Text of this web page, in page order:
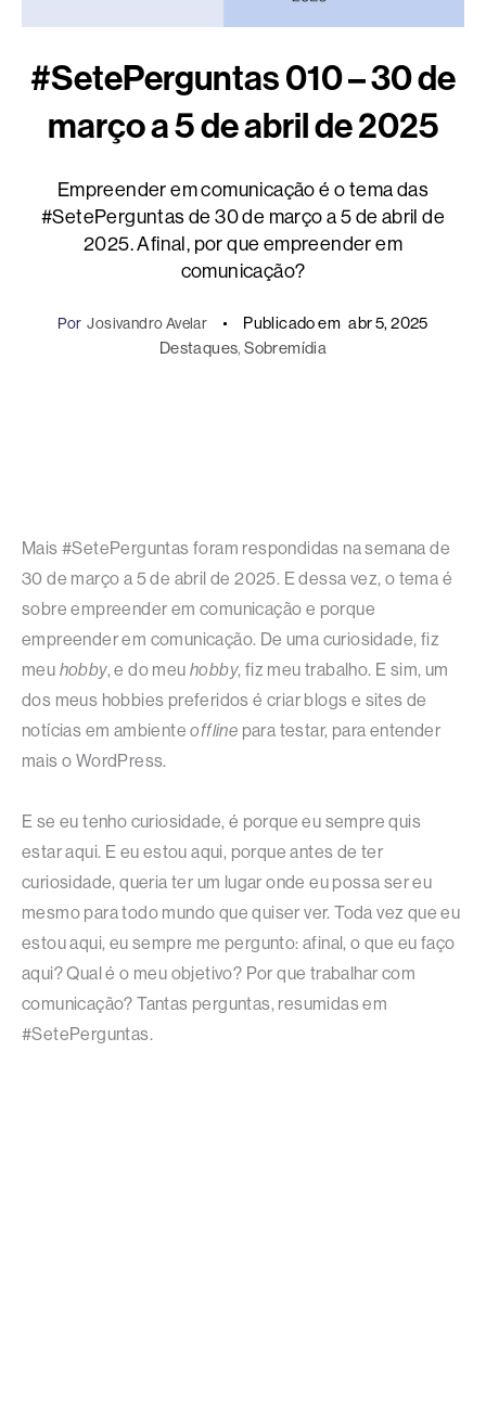
#SetePerguntas 010 – 30 de
março a 5 de abril de 2025
Empreender em comunicação é o tema das
#SetePerguntas de 30 de março a 5 de abril de
2025. Afinal, por que empreender em
comunicação?
Por Josivandro Avelar Publicado em abr 5, 2025
Destaques, Sobremídia
Mais #SetePerguntas foram respondidas na semana de
30 de março a 5 de abril de 2025. E dessa vez, o tema é
sobre empreender em comunicação e porque
empreender em comunicação. De uma curiosidade, fiz
meu hobby, e do meuhobby, fiz meu trabalho. E sim, um
dos meus hobbies preferidos é criar blogs e sites de
notícias em ambienteoffline para testar, para entender
mais o WordPress.
E se eu tenho curiosidade, é porque eu sempre quis
estar aqui. E eu estou aqui, porque antes de ter
curiosidade, queria ter um lugar onde eu possa ser eu
mesmo para todo mundo que quiser ver. Toda vez que eu
estou aqui, eu sempre me pergunto: afinal, o que eu faço
aqui? Qual é o meu objetivo? Por que trabalhar com
comunicação? Tantas perguntas, resumidas em
#SetePerguntas.